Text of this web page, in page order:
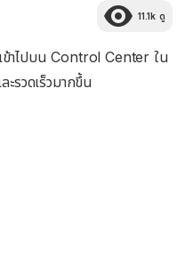
11.1k ดู
าไปบน Control Center ใน
ะรวดเร็วมากขึ้น